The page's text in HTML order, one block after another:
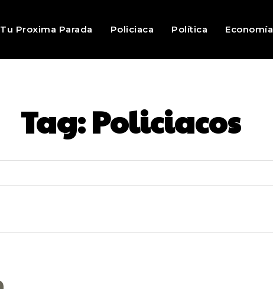
Tu Proxima Parada Policiaca Política Economía
Tag:Policiacos